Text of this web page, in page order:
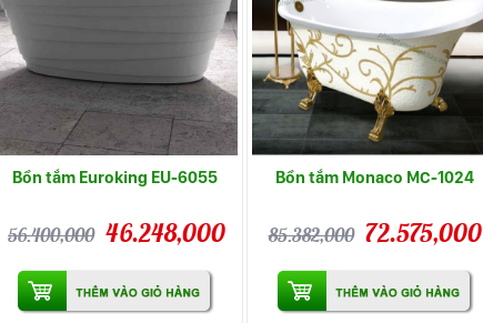
Bồn tắm Euroking EU-6055
56.400,000 46.248,000
Bồn tắm Monaco MC-1024
85.382,000 72.575,000